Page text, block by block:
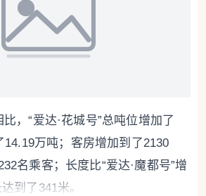
比，“爱达·花城号”总吨位增加了
14.19万吨；客房增加到了2130
名乘客；长度比“爱达·魔都号”增
到了341米。